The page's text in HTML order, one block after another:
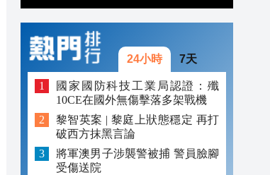
24小時 7天
國家國防科技工業局認證：殲
10CE在國外無傷擊落多架戰機
黎智英案 | 黎庭上狀態穩定 再打
破西方抹黑言論
將軍澳男子涉襲警被捕 警員臉腳
受傷送院